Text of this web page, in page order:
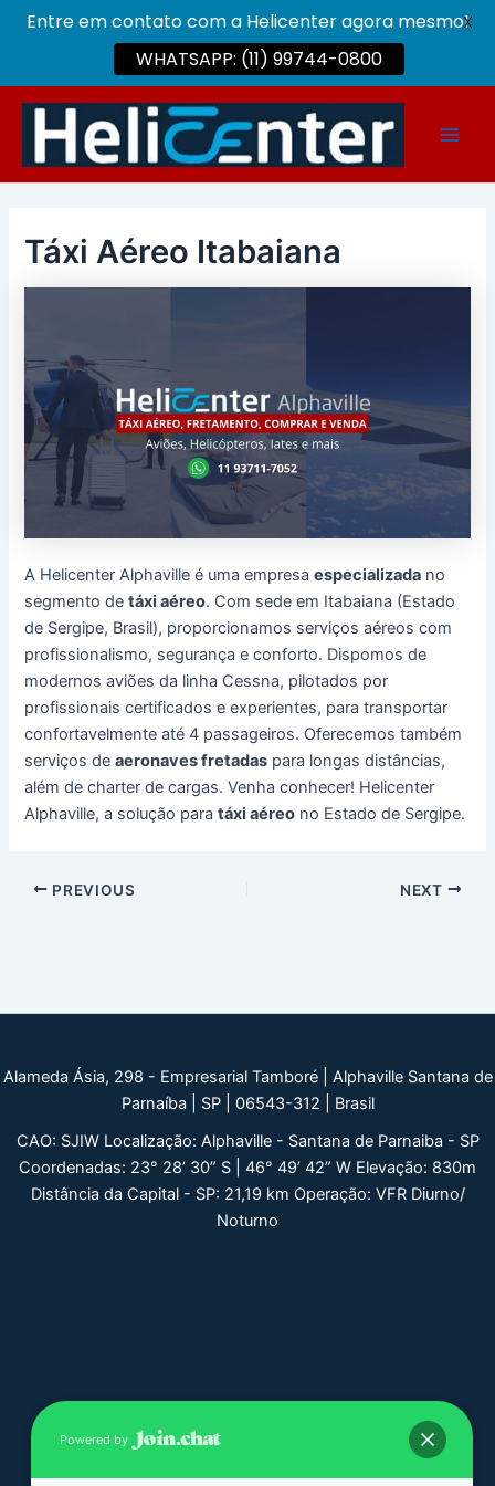
conteúdo
Táxi Aéreo Itabaiana
A Helicenter Alphaville é uma empresaespecializada no
segmento detáxi aéreo. Com sede em Itabaiana (Estado
de Sergipe, Brasil), proporcionamos serviços aéreos com
profissionalismo, segurança e conforto. Dispomos de
modernos aviões da linha Cessna, pilotados por
profissionais certificados e experientes, para transportar
confortavelmente até 4 passageiros. Oferecemos também
serviços deaeronaves fretadas para longas distâncias,
além de charter de cargas. Venha conhecer! Helicenter
Alphaville, a solução paratáxi aéreo no Estado de Sergipe.
Post
PREVIOUS NEXT
Alameda Ásia, 298 - Empresarial Tamboré | Alphaville Santana de
Parnaíba | SP | 06543-312 | Brasil
CAO: SJIW Localização: Alphaville - Santana de Parnaiba - SP
Coordenadas: 23° 28’ 30” S | 46° 49’ 42” W Elevação: 830m
Distância da Capital - SP: 21,19 km Operação: VFR Diurno/
Noturno
Entre em contato com a Helicenter agora mesmo!
WHATSAPP: (11) 99744-0800
X
Powered by